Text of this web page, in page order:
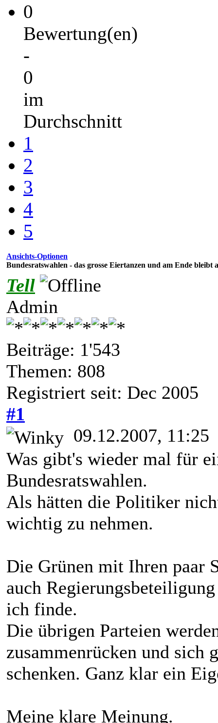
0
Bewertung(en)
-
0
im
Durchschnitt
1
2
3
4
5
Ansichts-Optionen
Bundesratswahlen - das grosse Eiertanzen und am Ende bleibt
Tell
Admin
Beiträge: 1'543
Themen: 808
Registriert seit: Dec 2005
#1
09.12.2007, 11:25
Was gibt's wieder mal für
Bundesratswahlen.
Als hätten die Politiker
wichtig zu nehmen.
Die Grünen mit Ihren paar
auch
ich finde.
Die übrigen Parteien
zusammenrücken und sich
schenken. Ganz klar ein
Meine klare Meinung.